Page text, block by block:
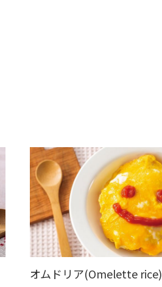
オムドリア(Omelette rice)